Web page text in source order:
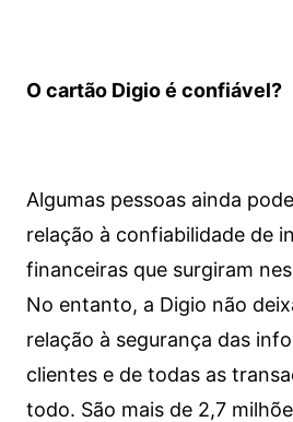
O cartão Digio é confiável?
Algumas pessoas ainda
relação à confiabilidade de
financeiras que surgiram
No entanto, a Digio não
relação à segurança das
clientes e de todas as
todo. São mais de 2,7